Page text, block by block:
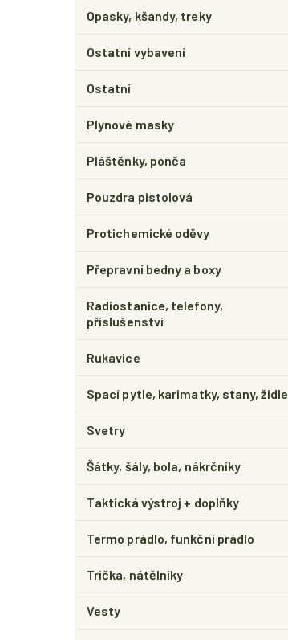
Opasky, kšandy, treky
Ostatní vybavení
Ostatní
Plynové masky
Pláštěnky, ponča
Pouzdra pistolová
Protichemické oděvy
Přepravní bedny a boxy
Radiostanice, telefony,
příslušenství
Rukavice
Spací pytle, karimatky, stany, židle
Svetry
Šátky, šály, bola, nákrčníky
Taktická výstroj + doplňky
Termo prádlo, funkční prádlo
Trička, nátělníky
Vesty